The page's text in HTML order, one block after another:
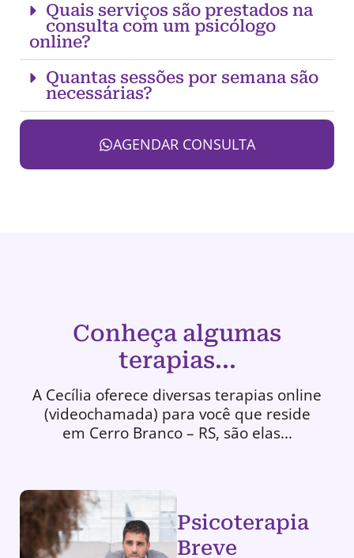
Quais serviços são prestados na
consulta com um psicólogo
online?
Quantas sessões por semana são
necessárias?
AGENDAR CONSULTA
Conheça algumas
terapias...
A Cecília oferece diversas terapias online
(videochamada) para você que reside
em Cerro Branco – RS, são elas...
Psicoterapia
Breve